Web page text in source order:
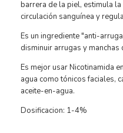
barrera de la piel, estimula
circulación sanguínea y
Es un ingrediente "anti-
disminuir arrugas y manchas
Es mejor usar Nicotinamida
agua como tónicos faciales,
aceite-en-agua.
Dosificacion: 1-4%